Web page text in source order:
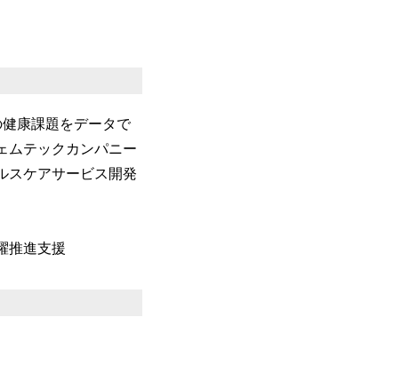
健康課題をデータで
ムテックカンパニー
スケアサービス開発
推進支援